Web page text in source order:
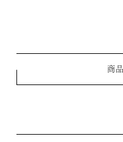
商